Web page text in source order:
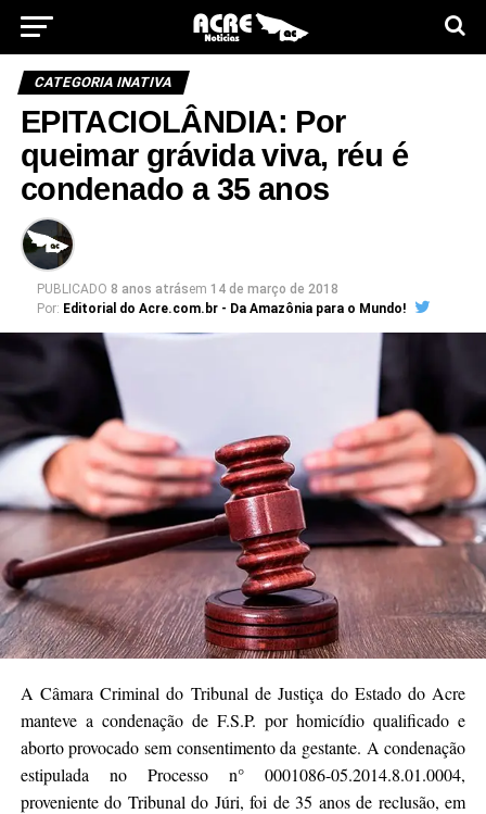
CATEGORIA INATIVA
EPITACIOLÂNDIA: Por
queimar grávida viva, réu é
condenado a 35 anos
PUBLICADO 8 anos atrásem 14 de março de 2018
Por: Editorial do Acre.com.br - Da Amazônia para o Mundo!
A Câmara Criminal do Tribunal de Justiça do Estado do Acre
manteve a condenação de F.S.P. por homicídio qualificado e
aborto provocado sem consentimento da gestante. A condenação
estipulada no Processo n° 0001086-05.2014.8.01.0004,
proveniente do Tribunal do Júri, foi de 35 anos de reclusão, em